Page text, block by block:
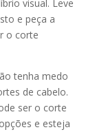
visual. Leve
e peça a
o corte
tenha medo
de cabelo.
ser o corte
e esteja